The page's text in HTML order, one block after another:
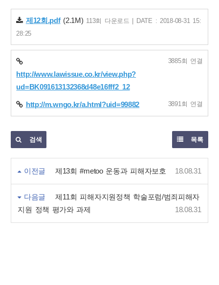
제12회.pdf(2.1M) 113회 다운로드 | DATE : 2018-08-31 15:
28:25
http://www.lawissue.co.kr/view.php?
ud=BK091613132368d48e16fff2_12
3885회 연결
http://m.wngo.kr/a.html?uid=99882 3891회 연결
검색 목록
이전글 제13회 #metoo 운동과 피해자보호 18.08.31
다음글
제11회 피해자지원정책 학술포럼/범죄피해자
지원 정책 평가와 과제
18.08.31